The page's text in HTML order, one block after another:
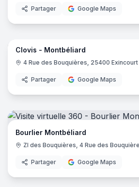
Partager Google Maps
Clovis - Montbéliard
4 Rue des Bouquières, 25400 Exincourt
Partager Google Maps
Bourlier Montbéliard
ZI des Bouquières, 4 Rue des
Partager Google Maps